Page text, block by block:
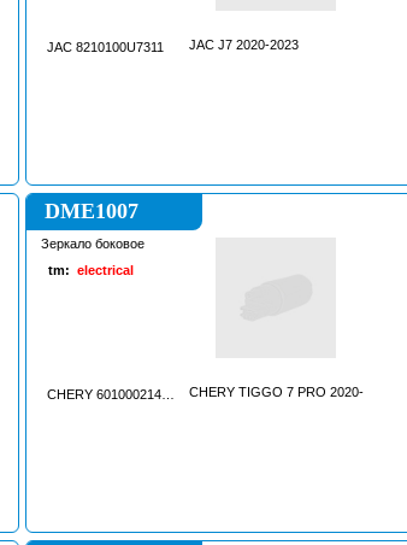
JAC 8210100U7311 JAC J7 2020-2023
DME1007
Зеркало боковое
tm: electrical
CHERY TIGGO 7 PRO 2020-